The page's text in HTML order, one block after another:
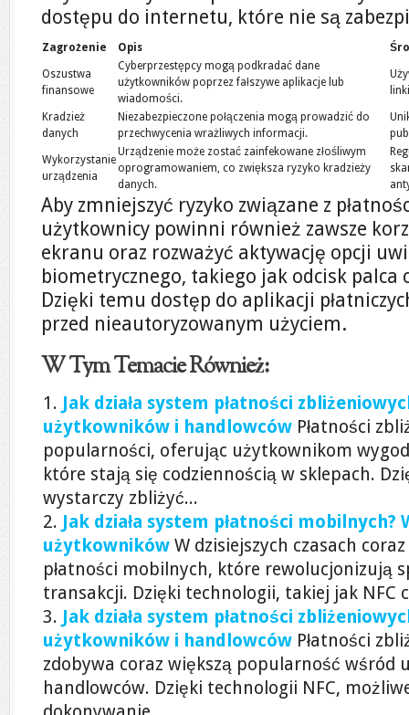
dostępu do internetu, które nie są
Zagrożenie Opis
Oszustwa
finansowe
Cyberprzestępcy mogą podkradać dane
użytkowników poprzez fałszywe aplikacje lub
wiadomości.
Kradzież
danych
Niezabezpieczone połączenia mogą prowadzić do
przechwycenia wrażliwych informacji.
Wykorzystanie
urządzenia
Urządzenie może zostać zainfekowane złośliwym
oprogramowaniem, co zwiększa ryzyko kradzieży
danych.
Aby zmniejszyć ryzyko związane z
użytkownicy powinni również zawsze
ekranu oraz rozważyć aktywację opcji
biometrycznego, takiego jak odcisk palca
Dzięki temu dostęp do aplikacji
przed nieautoryzowanym użyciem.
W Tym Temacie Również:
Jak działa system płatności
użytkowników i handlowców Płatności
popularności, oferując użytkownikom
które stają się codziennością w sklepach.
wystarczy zbliżyć...
Jak działa system płatności
użytkowników W dzisiejszych czasach
płatności mobilnych, które rewolucjonizują
transakcji. Dzięki technologii, takiej jak NFC
Jak działa system płatności
użytkowników i handlowców Płatności
zdobywa coraz większą popularność wśród
handlowców. Dzięki technologii NFC,